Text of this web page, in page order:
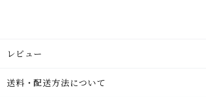
レビュー
送料・配送方法について